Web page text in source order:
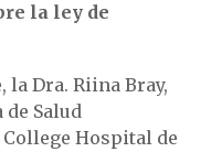
la ley de
la Dra. Riina Bray,
Salud
Hospital de